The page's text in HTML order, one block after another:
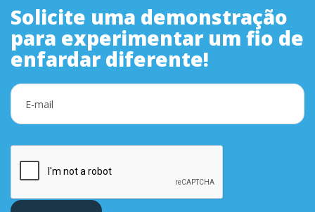
Solicite uma demonstração
para experimentar um fio de
enfardar diferente!